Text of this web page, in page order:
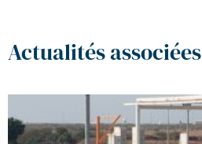
Actualités associées